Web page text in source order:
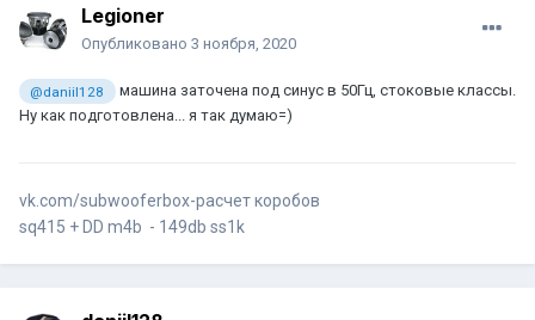
Legioner
Опубликовано 3 ноября, 2020
@daniil128
машина заточена под синус в 50Гц, стоковые классы.
Ну как подготовлена... я так думаю=)
vk.com/subwooferbox-расчет коробов
sq415 + DD m4b - 149db ss1k